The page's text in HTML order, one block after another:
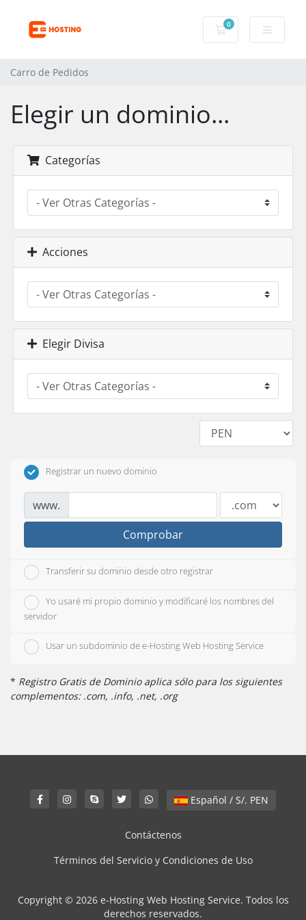
0
Carro de Pedidos
Carro de Pedidos
Elegir un dominio...
Categorías
Acciones
Elegir Divisa
Registrar un nuevo dominio
www.
Comprobar
Transferir su dominio desde otro registrar
Yo usaré mi propio dominio y modificaré los nombres del
servidor
Usar un subdominio de e-Hosting Web Hosting Service
* Registro Gratis de Dominio aplica sólo para los siguientes
complementos: .com, .info, .net, .org
Español / S/. PEN
Contáctenos
Términos del Servicio y Condiciones de Uso
Copyright © 2026 e-Hosting Web Hosting Service. Todos los
derechos reservados.